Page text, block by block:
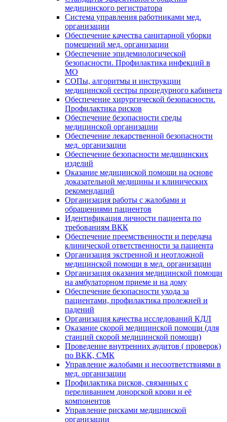
медицинского регистратора
Система управления работниками мед.
организации
Обеспечение качества санитарной уборки
помещений мед. организации
Обеспечение эпидемиологической
безопасности. Профилактика инфекций в
МО
СОПы, алгоритмы и инструкции
медицинской сестры процедурного кабинета
Обеспечение хирургической безопасности.
Профилактика рисков
Обеспечение безопасности среды
медицинской организации
Обеспечение лекарственной безопасности
мед. организации
Обеспечение безопасности медицинских
изделий
Оказание медицинской помощи на основе
доказательной медицины и клинических
рекомендаций
Организация работы с жалобами и
обращениями пациентов
Идентификация личности пациента по
требованиям ВКК
Обеспечение преемственности и передача
клинической ответственности за пациента
Организация экстренной и неотложной
медицинской помощи в мед. организации
Организация оказания медицинской помощи
на амбулаторном приеме и на дому
Обеспечение безопасности ухода за
пациентами, профилактика пролежней и
падений
Организация качества исследований КДЛ
Оказание скорой медицинской помощи (для
станций скорой медицинской помощи)
Проведение внутренних аудитов ( проверок)
по ВКК, СМК
Управление жалобами и несоответствиями в
мед. организации
Профилактика рисков, связанных с
переливанием донорской крови и её
компонентов
Управление рисками медицинской
организации